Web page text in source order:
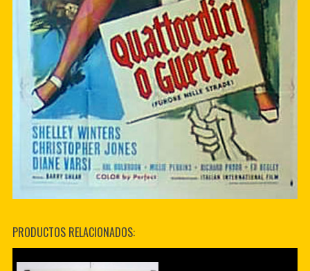
PRODUCTOS RELACIONADOS: